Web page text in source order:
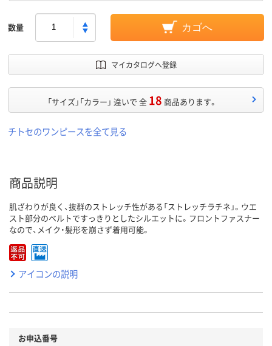
数量 カゴへ
マイカタログへ登録
「サイズ」「カラー」 違いで 全 18 商品あります。
チトセのワンピースを全て見る
商品説明
肌ざわりが良く、抜群のストレッチ性がある「ストレッチラチネ」。ウエ
スト部分のベルトですっきりとしたシルエットに。フロントファスナー
なので、メイク・髪形を崩さず着用可能。
アイコンの説明
お申込番号